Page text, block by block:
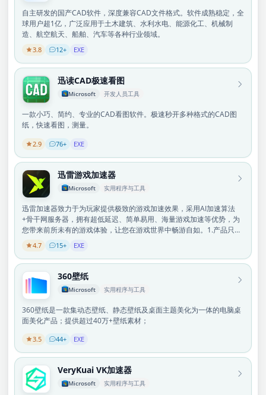
自主研发的国产CAD软件，深度兼容CAD文件格式。软件成熟稳定，全
球用户超1亿，广泛应用于土木建筑、水利水电、能源化工、机械制
造、航空航天、船舶、汽车等各种行业领域。
3.8 12+ EXE
迅读CAD极速看图
Microsoft 开发人员工具
一款小巧、简约、专业的CAD看图软件。极速秒开多种格式的CAD图
纸，快速看图，测量。
2.9 76+ EXE
迅雷游戏加速器
Microsoft 实用程序与工具
迅雷加速器致力于为玩家提供极致的游戏加速效果，采用AI加速算法
+骨干网服务器，拥有超低延迟、简单易用、海量游戏加速等优势，为
您带来前所未有的游戏体验，让您在游戏世界中畅游自如。1.产品只能
在具有管理员权限的Windows账户上启动。 2.产品内包含应用内购买
内容 3.新注册用户可获得随机免费加速时长，最高2小时 4.产品给游戏
提供的加速功能需要付费
4.7 15+ EXE
360壁纸
Microsoft 实用程序与工具
360壁纸是一款集动态壁纸、静态壁纸及桌面主题美化为一体的电脑桌
面美化产品；提供超过40万+壁纸素材；
3.5 44+ EXE
VeryKuai VK加速器
Microsoft 实用程序与工具